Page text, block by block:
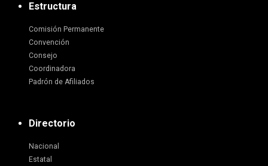
Estructura
Comisión Permanente
Convención
Consejo
Coordinadora
Padrón de Afiliados
Directorio
Nacional
Estatal